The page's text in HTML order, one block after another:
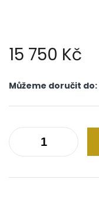
15 750 Kč
cena:
Můžeme doručit do: